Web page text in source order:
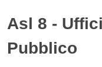
Asl 8 -
Pubblico